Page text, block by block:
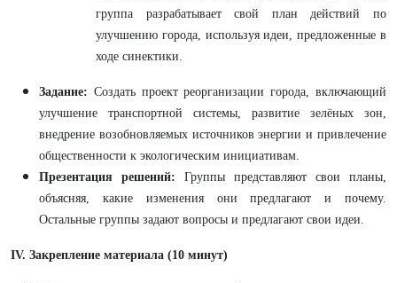
группа разрабатывает свой план действий по
улучшению города, используя идеи, предложенные в
ходе синектики.
Задание: Создать проект реорганизации города, включающий
улучшение транспортной системы, развитие зелёных зон,
внедрение возобновляемых источников энергии и привлечение
общественности к экологическим инициативам.
Презентация решений: Группы представляют свои планы,
объясняя, какие изменения они предлагают и почему.
Остальные группы задают вопросы и предлагают свои идеи.
IV. Закрепление материала (10 минут)